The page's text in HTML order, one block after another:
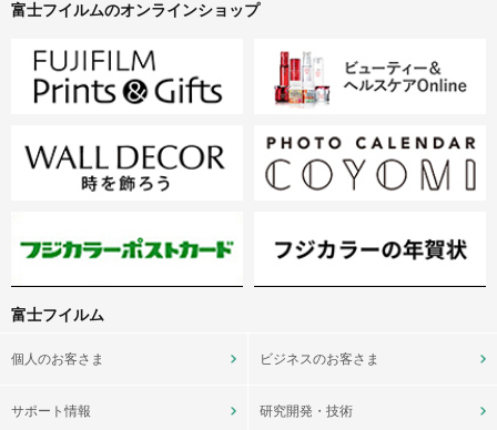
富士フイルムのオンラインショップ
富士フイルム
個人のお客さま ビジネスのお客さま
サポート情報 研究開発・技術